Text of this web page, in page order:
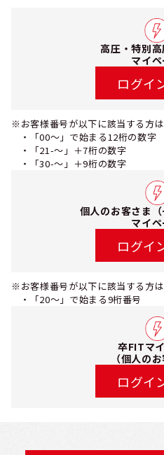
高圧・特別高
マイ
ログイ
※お客様番号が以下に該当する方
・「00～」で始まる12桁の数字
・「21-～」＋7桁の数字
・「30-～」＋9桁の数字
個人のお客さま（
マイ
ログイ
※お客様番号が以下に該当する方
・「20～」で始まる9桁番号
卒FITマ
（個人の
ログイ